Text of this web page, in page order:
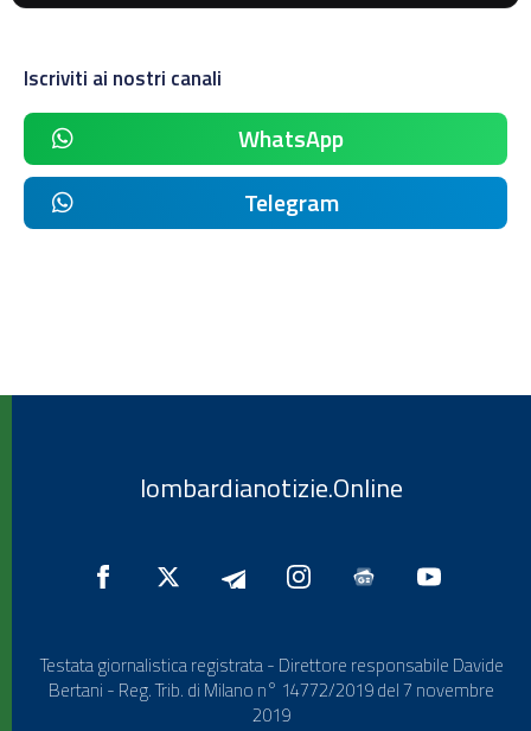
Iscriviti ai nostri canali
WhatsApp
Telegram
lombardianotizie.Online
Testata giornalistica registrata - Direttore responsabile Davide
Bertani - Reg. Trib. di Milano n° 14772/2019 del 7 novembre
2019